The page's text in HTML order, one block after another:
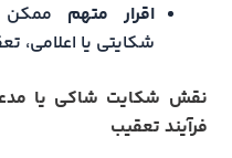
اقرار متهم
شکایتی یا اعلامی،
نقش شکایت شاکی یا
فرآیند تعقیب